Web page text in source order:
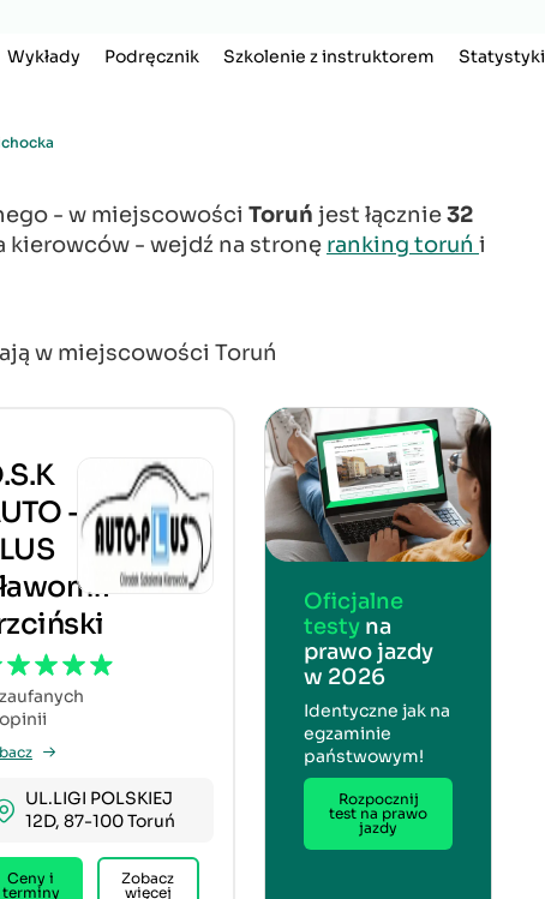
Wykłady Podręcznik Szkolenie z instruktorem Statystyki
- w miejscowości Toruń jest łącznie32
kierowców - wejdź na stronę ranking toruń i
w miejscowości Toruń
-
zaufanych
opinii
UL.LIGI POLSKIEJ
12D, 87-100 Toruń
Ceny i
terminy
Zobacz
więcej
Oficjalne
testy na
prawo jazdy
w 2026
Identyczne jak na
egzaminie
państwowym!
Rozpocznij
test na prawo
jazdy